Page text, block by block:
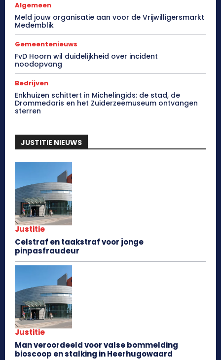
Algemeen
Meld jouw organisatie aan voor de Vrijwilligersmarkt
Medemblik
Gemeentenieuws
FvD Hoorn wil duidelijkheid over incident
noodopvang
Bedrijven
Enkhuizen schittert in Michelingids: de stad, de
Drommedaris en het Zuiderzeemuseum ontvangen
sterren
JUSTITIE NIEUWS
Justitie
Celstraf en taakstraf voor jonge
pinpasfraudeur
Justitie
Man veroordeeld voor valse bommelding
bioscoop en stalking in Heerhugowaard